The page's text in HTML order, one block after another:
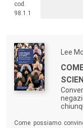
cod.
98.1.1
Lee
Come possiamo